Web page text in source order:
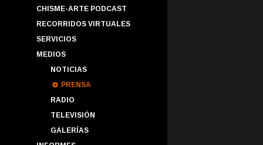
CHISME-ARTE PODCAST
RECORRIDOS VIRTUALES
SERVICIOS
MEDIOS
NOTICIAS
PRENSA
RADIO
TELEVISIÓN
GALERÍAS